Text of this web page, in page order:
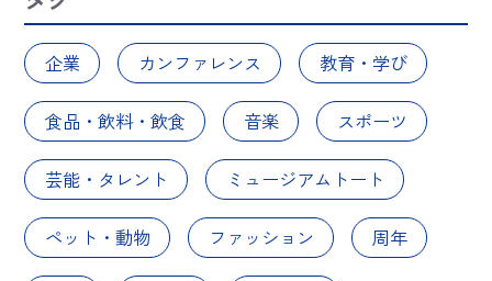
企業 カンファレンス 教育・学び
食品・飲料・飲食 音楽 スポーツ
芸能・タレント ミュージアムトート
ペット・動物 ファッション 周年